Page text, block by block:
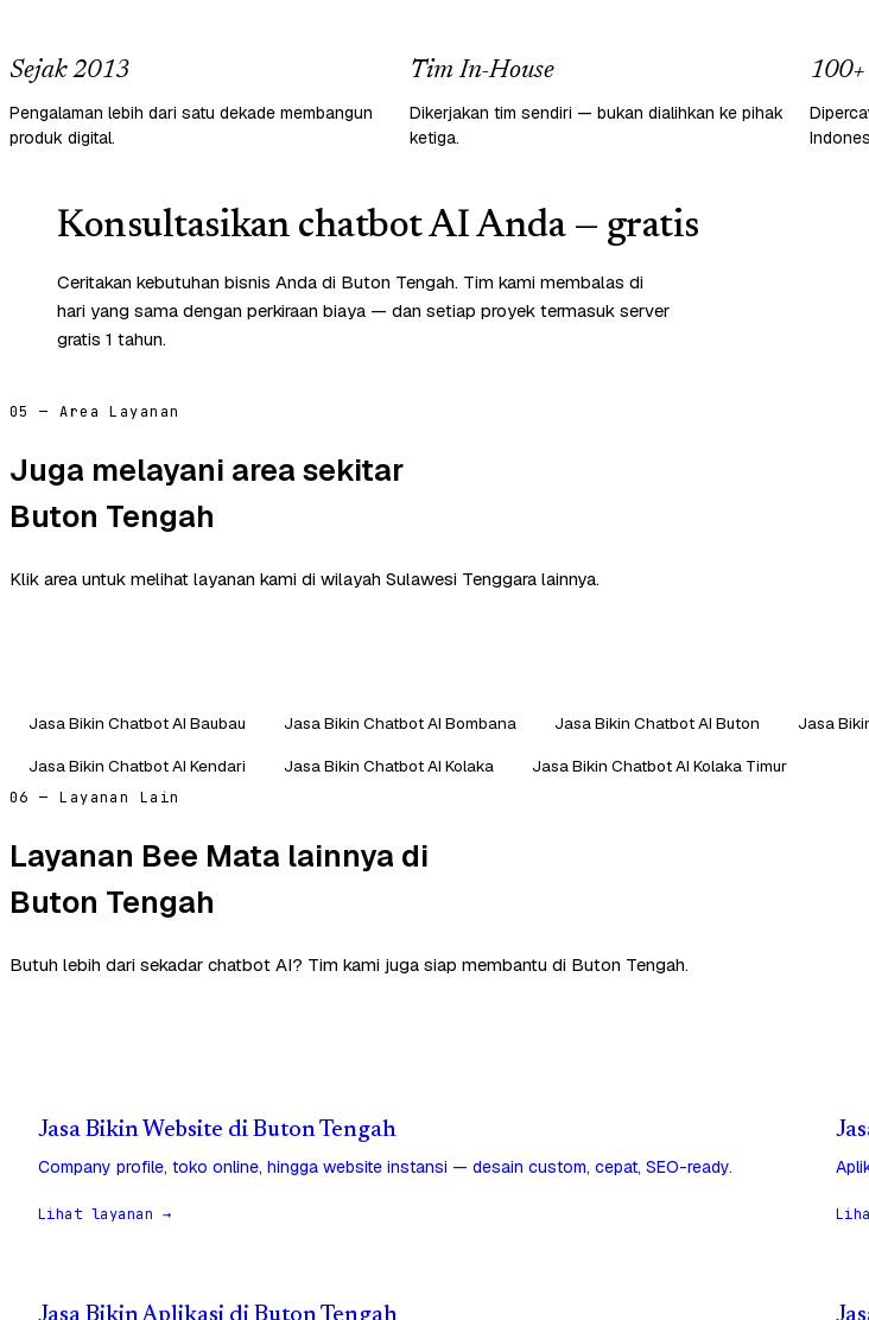
Sejak 2013
Pengalaman lebih dari satu dekade membangun
produk digital.
Tim In-House
Dikerjakan tim sendiri — bukan dialihkan ke pihak
ketiga.
Konsultasikan chatbot AI Anda — gratis
Ceritakan kebutuhan bisnis Anda di Buton Tengah. Tim kami membalas di
hari yang sama dengan perkiraan biaya — dan setiap proyek termasuk server
gratis 1 tahun.
05 — Area Layanan
Juga melayani area sekitar
Buton Tengah
Klik area untuk melihat layanan kami di wilayah Sulawesi Tenggara lainnya.
Jasa Bikin Chatbot AI Baubau Jasa Bikin Chatbot AI Bombana Jasa Bikin Chatbot AI Buton Jasa
Jasa Bikin Chatbot AI Kendari
Jasa Bikin Chatbot AI Kolaka Jasa Bikin Chatbot AI Kolaka Timur
06 — Layanan Lain
Layanan Bee Mata lainnya di
Buton Tengah
Butuh lebih dari sekadar chatbot AI? Tim kami juga siap membantu di Buton Tengah.
Jasa Bikin Website di Buton Tengah
Company profile, toko online, hingga website instansi — desain custom, cepat, SEO-ready.
Lihat layanan →